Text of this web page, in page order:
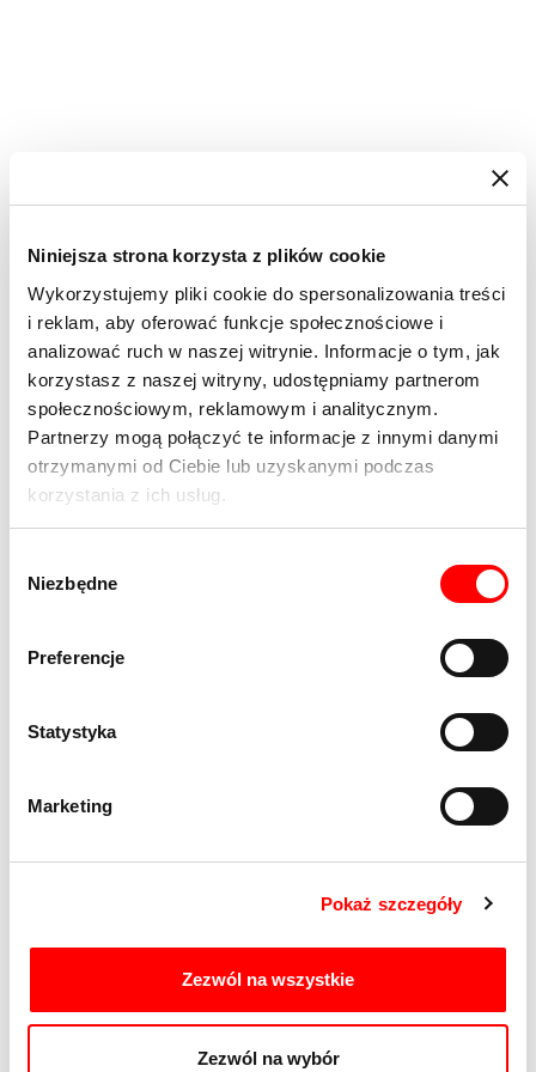
Niniejsza strona korzysta z plików cookie
Wykorzystujemy pliki cookie do spersonalizowania treści
i reklam, aby oferować funkcje społecznościowe i
analizować ruch w naszej witrynie. Informacje o tym, jak
korzystasz z naszej witryny, udostępniamy partnerom
społecznościowym, reklamowym i analitycznym.
Partnerzy mogą połączyć te informacje z innymi danymi
otrzymanymi od Ciebie lub uzyskanymi podczas
korzystania z ich usług.
zgody
Niezbędne
Preferencje
Statystyka
Marketing
Pokaż szczegóły
Zezwól na wszystkie
Zezwól na wybór